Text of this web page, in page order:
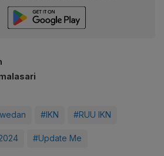
#IKN #RUU IKN
#Update Me